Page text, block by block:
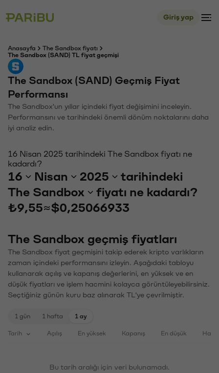
Giriş yap
Anasayfa
The Sandbox fiyatı
The Sandbox (SAND) TL fiyat geçmişi
The Sandbox (SAND) Geçmiş Fiyat
Performansı
The Sandbox'un yıllar içindeki fiyat değişimini inceleyin.
Performansını ve tarihindeki önemli dönüm noktalarını daha
iyi analiz edin.
16 Nisan 2025 tarihindeki The Sandbox fiyatı ne
kadardı?
16 Nisan 2025
tarihindeki
The Sandbox
fiyatı ne kadardı?
₺9,55≈$0,25066933
The Sandbox geçmiş fiyatları
The Sandbox fiyat geçmişini takip ederek kripto varlıkların
zaman içindeki performansını izleyin. Aşağıdaki tabloyu
kullanarak açılış ve kapanış değerlerini, en yüksek ve en
düşük fiyatları ve işlem hacmini kolayca görüntüleyebilirsiniz.
Seçtiğiniz günün kuru baz alınarak TL'ye çevrilmiştir.
1 gün 1 hafta 1 ay
Tarih Açılış En yüksek Kapanış En düşük
Bu tarih aralığı için veri bulunamadı.